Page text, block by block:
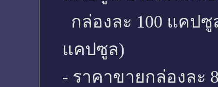
กล่องละ 100 แคปซู
แคปซูล)
- ราคาขายกล่องละ